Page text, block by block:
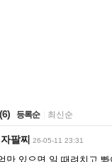
(6) 등록순 최신순
팔찌 26-05-11 23:31
만 있으면 일 때려치고